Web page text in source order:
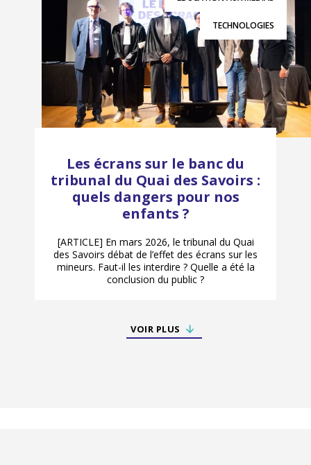
TECHNOLOGIES
Les écrans sur le banc du
tribunal du Quai des Savoirs :
quels dangers pour nos
enfants ?
[ARTICLE] En mars 2026, le tribunal du Quai
des Savoirs débat de l’effet des écrans sur les
mineurs. Faut-il les interdire ? Quelle a été la
conclusion du public ?
VOIR PLUS